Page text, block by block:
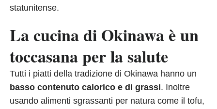
statunitense.
La cucina di Okinawa è un
toccasana per la salute
Tutti i piatti della tradizione di Okinawa hanno un
basso contenuto calorico e di grassi. Inoltre
usando alimenti sgrassanti per natura come il tofu,